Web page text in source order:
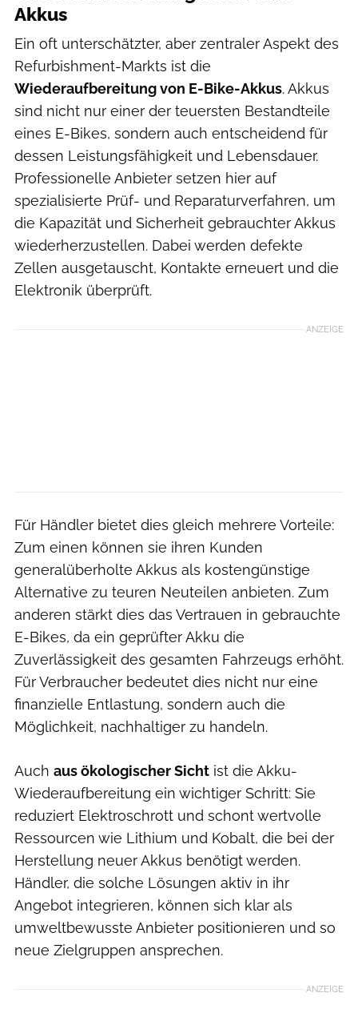
Akkus
Ein oft unterschätzter, aber zentraler Aspekt des
Refurbishment-Markts ist die
Wiederaufbereitung von E-Bike-Akkus. Akkus
sind nicht nur einer der teuersten Bestandteile
eines E-Bikes, sondern auch entscheidend für
dessen Leistungsfähigkeit und Lebensdauer.
Professionelle Anbieter setzen hier auf
spezialisierte Prüf- und Reparaturverfahren, um
die Kapazität und Sicherheit gebrauchter Akkus
wiederherzustellen. Dabei werden defekte
Zellen ausgetauscht, Kontakte erneuert und die
Elektronik überprüft.
ANZEIGE
Für Händler bietet dies gleich mehrere Vorteile:
Zum einen können sie ihren Kunden
generalüberholte Akkus als kostengünstige
Alternative zu teuren Neuteilen anbieten. Zum
anderen stärkt dies das Vertrauen in gebrauchte
E-Bikes, da ein geprüfter Akku die
Zuverlässigkeit des gesamten Fahrzeugs erhöht.
Für Verbraucher bedeutet dies nicht nur eine
finanzielle Entlastung, sondern auch die
Möglichkeit, nachhaltiger zu handeln.
Auch aus ökologischer Sicht ist die Akku-
Wiederaufbereitung ein wichtiger Schritt: Sie
reduziert Elektroschrott und schont wertvolle
Ressourcen wie Lithium und Kobalt, die bei der
Herstellung neuer Akkus benötigt werden.
Händler, die solche Lösungen aktiv in ihr
Angebot integrieren, können sich klar als
umweltbewusste Anbieter positionieren und so
neue Zielgruppen ansprechen.
ANZEIGE